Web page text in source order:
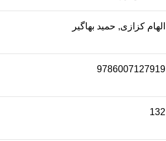
الهام کزازی, حمید بهاگیر
9786007127919
132